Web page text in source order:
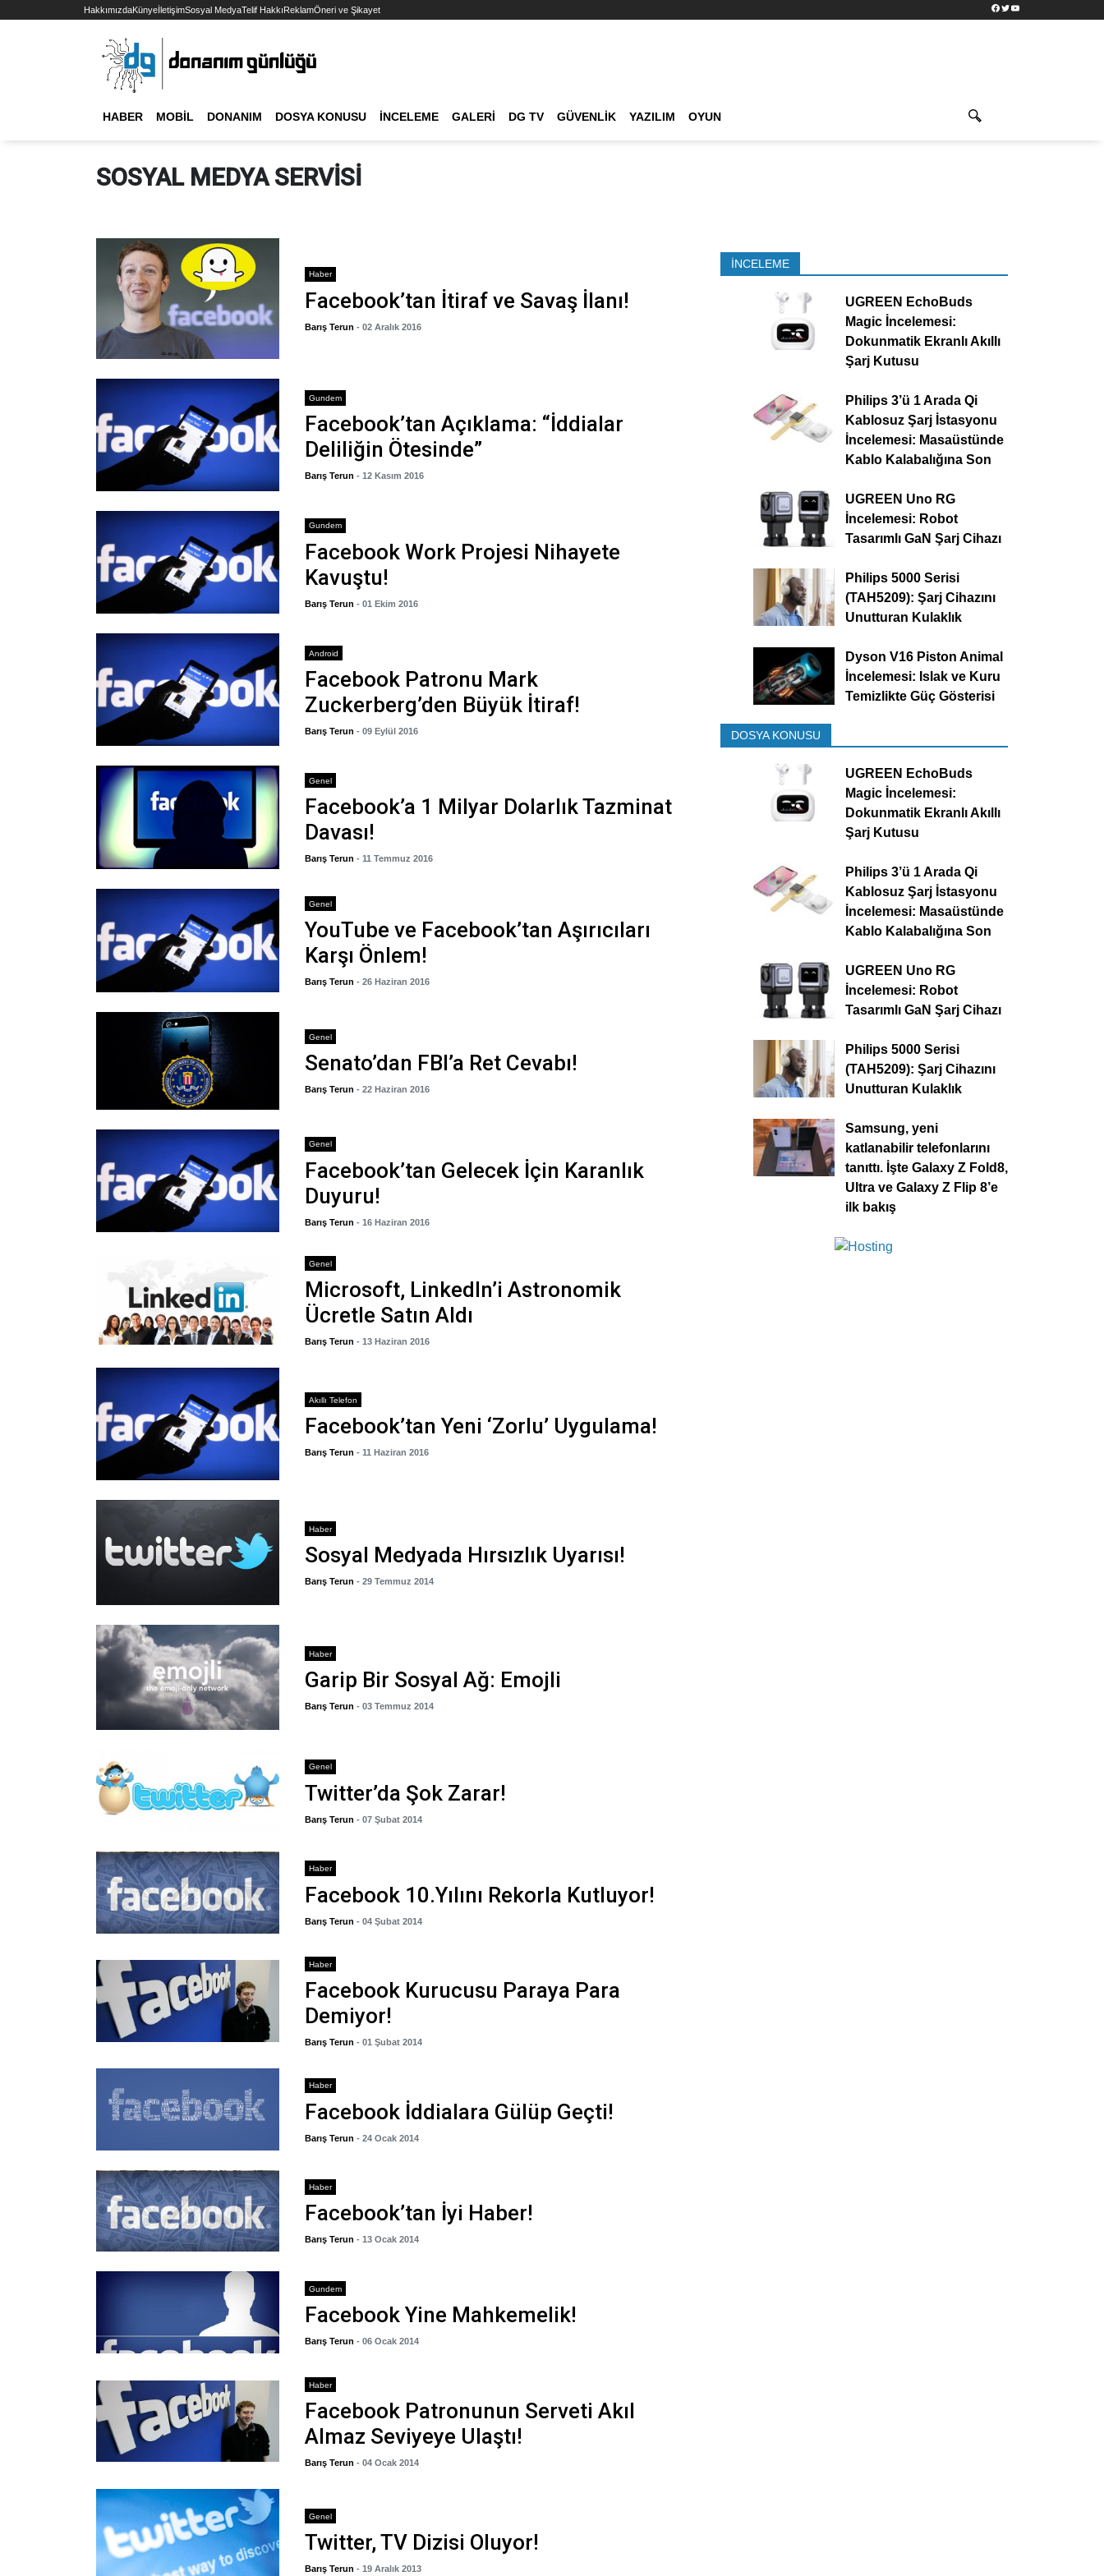
HakkımızdaKünyeİletişimSosyal MedyaTelif HakkıReklamÖneri ve Şikayet Facebook
TwitterYouTube
HABER MOBIL DONANIM DOSYA KONUSU İNCELEME GALERI DG TV GÜVENLIK YAZILIM OYUN
SOSYAL MEDYA SERVISI
Haber
Facebook’tan İtiraf ve Savaş İlanı!
Barış Terun - 02 Aralık 2016
Gundem
Facebook’tan Açıklama: “İddialar
Deliliğin Ötesinde”
Barış Terun - 12 Kasım 2016
Gundem
Facebook Work Projesi Nihayete
Kavuştu!
Barış Terun - 01 Ekim 2016
Android
Facebook Patronu Mark
Zuckerberg’den Büyük İtiraf!
Barış Terun - 09 Eylül 2016
Genel
Facebook’a 1 Milyar Dolarlık Tazminat
Davası!
Barış Terun - 11 Temmuz 2016
Genel
YouTube ve Facebook’tan Aşırıcıları
Karşı Önlem!
Barış Terun - 26 Haziran 2016
Genel
Senato’dan FBI’a Ret Cevabı!
Barış Terun - 22 Haziran 2016
Genel
Facebook’tan Gelecek İçin Karanlık
Duyuru!
Barış Terun - 16 Haziran 2016
Genel
Microsoft, LinkedIn’i Astronomik
Ücretle Satın Aldı
Barış Terun - 13 Haziran 2016
Akıllı Telefon
Facebook’tan Yeni ‘Zorlu’ Uygulama!
Barış Terun - 11 Haziran 2016
Haber
Sosyal Medyada Hırsızlık Uyarısı!
Barış Terun - 29 Temmuz 2014
Haber
Garip Bir Sosyal Ağ: Emojli
Barış Terun - 03 Temmuz 2014
Genel
Twitter’da Şok Zarar!
Barış Terun - 07 Şubat 2014
Haber
Facebook 10.Yılını Rekorla Kutluyor!
Barış Terun - 04 Şubat 2014
Haber
Facebook Kurucusu Paraya Para
Demiyor!
Barış Terun - 01 Şubat 2014
Haber
Facebook İddialara Gülüp Geçti!
Barış Terun - 24 Ocak 2014
Haber
Facebook’tan İyi Haber!
Barış Terun - 13 Ocak 2014
Gundem
Facebook Yine Mahkemelik!
Barış Terun - 06 Ocak 2014
Haber
Facebook Patronunun Serveti Akıl
Almaz Seviyeye Ulaştı!
Barış Terun - 04 Ocak 2014
Genel
Twitter, TV Dizisi Oluyor!
Barış Terun - 19 Aralık 2013
İNCELEME
UGREEN EchoBuds
Magic İncelemesi:
Dokunmatik Ekranlı Akıllı
Şarj Kutusu
Philips 3’ü 1 Arada Qi
Kablosuz Şarj İstasyonu
İncelemesi: Masaüstünde
Kablo Kalabalığına Son
UGREEN Uno RG
İncelemesi: Robot
Tasarımlı GaN Şarj Cihazı
Philips 5000 Serisi
(TAH5209): Şarj Cihazını
Unutturan Kulaklık
Dyson V16 Piston Animal
İncelemesi: Islak ve Kuru
Temizlikte Güç Gösterisi
DOSYA KONUSU
UGREEN EchoBuds
Magic İncelemesi:
Dokunmatik Ekranlı Akıllı
Şarj Kutusu
Philips 3’ü 1 Arada Qi
Kablosuz Şarj İstasyonu
İncelemesi: Masaüstünde
Kablo Kalabalığına Son
UGREEN Uno RG
İncelemesi: Robot
Tasarımlı GaN Şarj Cihazı
Philips 5000 Serisi
(TAH5209): Şarj Cihazını
Unutturan Kulaklık
Samsung, yeni
katlanabilir telefonlarını
tanıttı. İşte Galaxy Z Fold8,
Ultra ve Galaxy Z Flip 8’e
ilk bakış